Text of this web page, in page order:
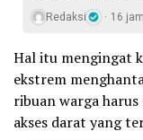
Redaksi 16 jam
Hal itu mengingat
ekstrem
ribuan warga
akses darat yang